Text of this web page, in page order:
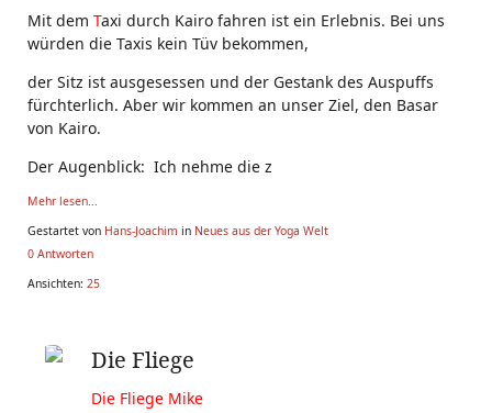
Mit dem Taxi durch Kairo fahren ist ein Erlebnis. Bei uns
würden die Taxis kein Tüv bekommen,
der Sitz ist ausgesessen und der Gestank des Auspuffs
fürchterlich. Aber wir kommen an unser Ziel, den Basar
von Kairo.
Der Augenblick: Ich nehme die z
Mehr lesen...
Gestartet von Hans-Joachim in Neues aus der Yoga Welt
0 Antworten
Ansichten: 25
Die Fliege
Die Fliege Mike